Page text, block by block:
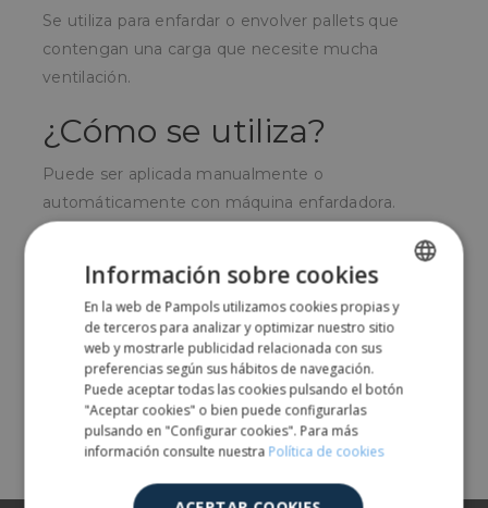
Se utiliza para enfardar o envolver pallets que
contengan una carga que necesite mucha
ventilación.
¿Cómo se utiliza?
Puede ser aplicada manualmente o
automáticamente con máquina enfardadora.
¿Para quién?
Para el sector alimentario con necesidad de
envolver productos como embutidos, harinas,
tubérculos, etc. con necesidad de ventilación.
Comparte
SPANISH
ENGLISH
Información sobre cookies
En la web de Pampols utilizamos cookies propias y
de terceros para analizar y optimizar nuestro sitio
web y mostrarle publicidad relacionada con sus
preferencias según sus hábitos de navegación.
Puede aceptar todas las cookies pulsando el botón
"Aceptar cookies" o bien puede configurarlas
pulsando en "Configurar cookies". Para más
información consulte nuestra Política de cookies